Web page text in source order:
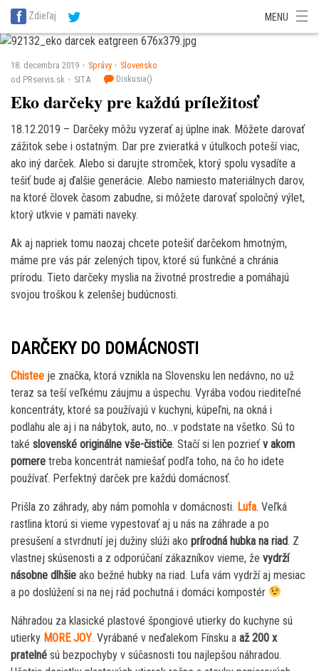
SITA Energetika
SITA Potravinárstvo
Zdieľaj MENU
18. decembra 2019 Správy
Slovensko
od PRservis.sk
SITA Diskusia()
Eko darčeky pre každú príležitosť
18.12.2019 – Darčeky môžu vyzerať aj úplne inak. Môžete darovať
zážitok sebe i ostatným. Dar pre zvieratká v útulkoch poteší viac,
ako iný darček. Alebo si darujte stromček, ktorý spolu vysadíte a
tešiť bude aj ďalšie generácie. Alebo namiesto materiálnych darov,
na ktoré človek časom zabudne, si môžete darovať spoločný výlet,
ktorý utkvie v pamäti naveky.
Ak aj napriek tomu naozaj chcete potešiť darčekom hmotným,
máme pre vás pár zelených tipov, ktoré sú funkčné a chránia
prírodu. Tieto darčeky myslia na životné prostredie a pomáhajú
svojou troškou k zelenšej budúcnosti.
DARČEKY DO DOMÁCNOSTI
Chistee je značka, ktorá vznikla na Slovensku len nedávno, no už
teraz sa teší veľkému záujmu a úspechu. Vyrába vodou riediteľné
koncentráty, ktoré sa používajú v kuchyni, kúpeľni, na okná i
podlahu ale aj i na nábytok, auto, no…v podstate na všetko. Sú to
také slovenské originálne vše-čističe. Stačí si len pozrieťv akom
pomere treba koncentrát namiešať podľa toho, na čo ho idete
používať. Perfektný darček pre každú domácnosť.
Prišla zo záhrady, aby nám pomohla v domácnosti. Lufa. Veľká
rastlina ktorú si vieme vypestovať aj u nás na záhrade a po
presušení a stvrdnutí jej dužiny slúži ako prírodná hubka na riad. Z
vlastnej skúsenosti a z odporúčaní zákazníkov vieme, že vydrží
násobne dlhšie ako bežné hubky na riad. Lufa vám vydrží aj mesiac
a po doslúžení si na nej rád pochutná i domáci kompostér
Náhradou za klasické plastové špongiové utierky do kuchyne sú
utierky MORE JOY. Vyrábané v neďalekom Fínsku a až 200 x
pratelné sú bezpochyby v súčasnosti tou najlepšou náhradou.